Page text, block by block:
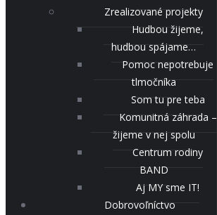
Zrealizované projekty
Hudbou žijeme,
hudbou spájame…
Pomoc nepotrebuje
tlmočníka
Som tu pre teba
Komunitná záhrada –
žijeme v nej spolu
Centrum rodiny
BAND
Aj MY sme IT!
Dobrovoľníctvo